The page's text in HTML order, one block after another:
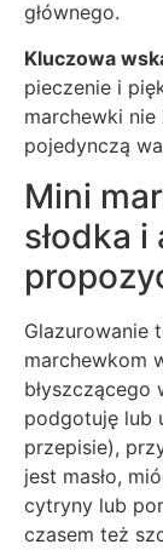
głównego.
Kluczowa
pieczenie i
marchewki nie
pojedynczą
Mini
słodka
Glazurowanie
marchewkom
błyszczącego
podgotuję lub
przepisie),
jest masło,
cytryny lub
czasem też